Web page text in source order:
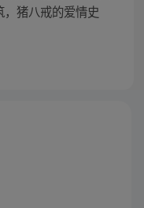
猪八戒的爱情史